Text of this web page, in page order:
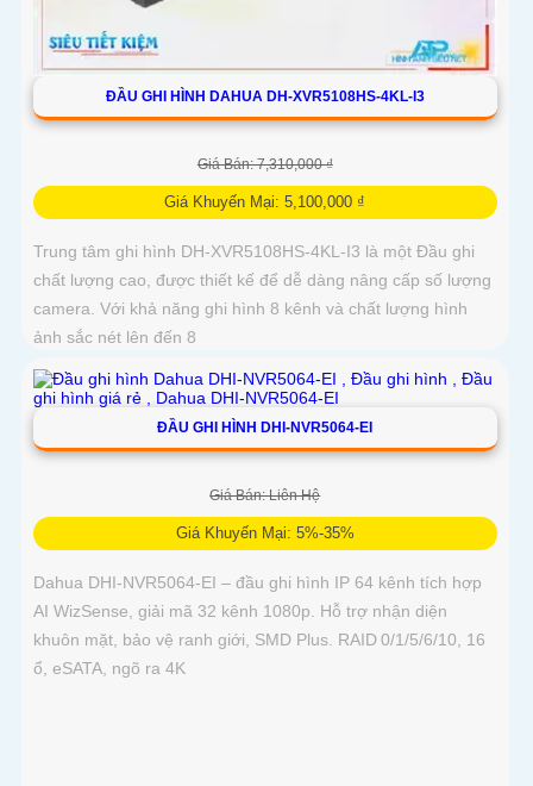
ĐẦU GHI HÌNH DAHUA DH-XVR5108HS-4KL-I3
Giá Bán: 7,310,000 ₫
Giá Khuyến Mại: 5,100,000 ₫
Trung tâm ghi hình DH-XVR5108HS-4KL-I3 là một Đầu ghi
chất lượng cao, được thiết kế để dễ dàng nâng cấp số lượng
camera. Với khả năng ghi hình 8 kênh và chất lượng hình
ảnh sắc nét lên đến 8
ĐẦU GHI HÌNH DHI-NVR5064-EI
Giá Bán: Liên Hệ
Giá Khuyến Mại: 5%-35%
Dahua DHI‑NVR5064‑EI – đầu ghi hình IP 64 kênh tích hợp
AI WizSense, giải mã 32 kênh 1080p. Hỗ trợ nhận diện
khuôn mặt, bảo vệ ranh giới, SMD Plus. RAID 0/1/5/6/10, 16
ổ, eSATA, ngõ ra 4K